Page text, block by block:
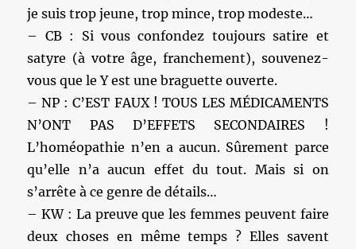
je suis trop jeune, trop mince, trop modeste…
– CB : Si vous confondez toujours satire et
satyre (à votre âge, franchement), souvenez-
vous que le Y est une braguette ouverte.
– NP : C’EST FAUX ! TOUS LES MÉDICAMENTS
N’ONT PAS D’EFFETS SECONDAIRES !
L’homéopathie n’en a aucun. Sûrement parce
qu’elle n’a aucun effet du tout. Mais si on
s’arrête à ce genre de détails…
– KW : La preuve que les femmes peuvent faire
deux choses en même temps ? Elles savent